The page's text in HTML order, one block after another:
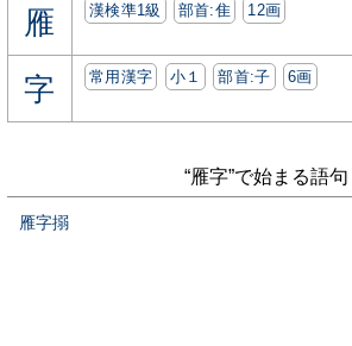
雁 漢検準1級 部首:⾫ 12画
字 常用漢字 小１ 部首:⼦ 6画
“雁字”で始まる語句
雁字搦